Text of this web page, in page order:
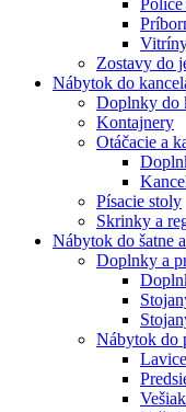
Zostavy do
Nábytok do
Doplnky do
Kontajnery
Otáčacie a
Písacie stoly
Skrinky a
Nábytok do šatne
Doplnky a
Nábytok do